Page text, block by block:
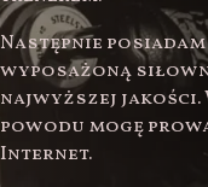
Następnie
wyposażoną
najwyższej jakości.
powodu mogę
Internet.